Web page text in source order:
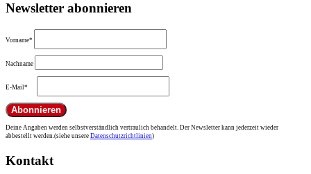
Newsletter abonnieren
Vorname*
Nachname
E-Mail*
Deine Angaben werden selbstverständlich vertraulich behandelt. Der Newsletter kann jederzeit wieder
abbestellt werden.(siehe unsere Datenschutzrichtlinien)
Kontakt